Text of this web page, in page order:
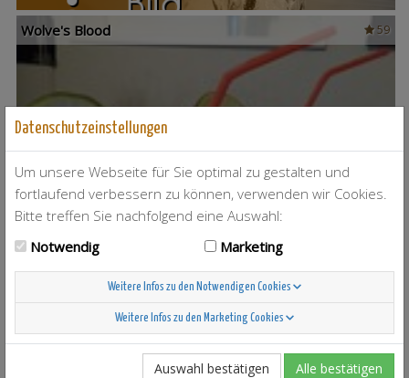
59
Wolve's Blood
White Amoure
Datenschutzeinstellungen
Um unsere Webseite für Sie optimal zu gestalten und
fortlaufend verbessern zu können, verwenden wir Cookies.
Bitte treffen Sie nachfolgend eine Auswahl:
Notwendig
Marketing
Weitere Infos zu den Notwendigen Cookies
Weitere Infos zu den Marketing Cookies
Auswahl bestätigen Alle bestätigen